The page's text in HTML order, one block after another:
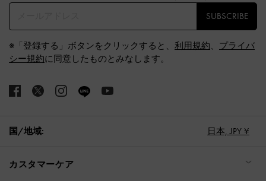
SUBSCRIBE
※「登録する」ボタンをクリックすると、 利用規約、 プライバ
シー規約に同意したものとみなします。
国/地域: 日本, JPY ¥
カスタマーケア